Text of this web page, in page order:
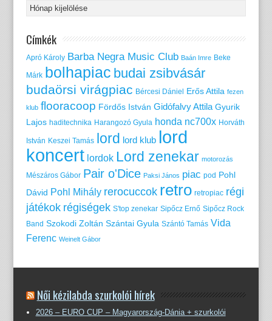
Címkék
Apró Károly Barba Negra Music Club Baán Imre Beke
Márk bolhapiac budai zsibvásár
budaörsi virágpiac Bércesi Dániel Erős Attila fezen
klub flooracoop Fördős István Gidófalvy Attila Gyurik
Lajos haditechnika Harangozó Gyula honda nc700x Horváth
István Keszei Tamás lord lord klub lord
koncert lordok Lord zenekar motorozás
Mészáros Gábor Pair o'Dice Paksi János piac pod Pohl
Dávid Pohl Mihály rerocuccok retro retropiac régi
játékok régiségek S'top zenekar Sipőcz Ernő Sipőcz Rock
Band Szokodi Zoltán Szántai Gyula Szántó Tamás Vida
Ferenc Weinelt Gábor
Női kézilabda szurkolói hírek
2026 – EURO CUP – Magyarország-Dánia + szurkolói